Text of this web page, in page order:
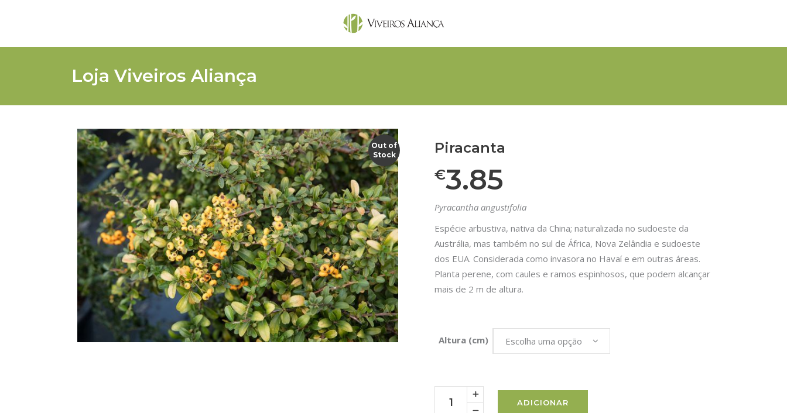
Loja Viveiros Aliança
Out of
Stock
Piracanta
€3.85
Pyracantha angustifolia
Espécie arbustiva, nativa da China; naturalizada no sudoeste da
Austrália, mas também no sul de África, Nova Zelândia e sudoeste
dos EUA. Considerada como invasora no Havaí e em outras áreas.
Planta perene, com caules e ramos espinhosos, que podem alcançar
mais de 2 m de altura.
Altura (cm) Escolha uma opção
ADICIONAR